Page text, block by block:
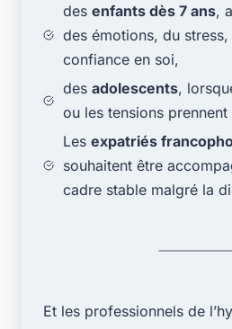
des enfants dès 7 ans,
des émotions, du
confiance en soi,
des adolescents,
ou les tensions
Les expatriés
souhaitent être
cadre stable malgré la
Et les professionnels de